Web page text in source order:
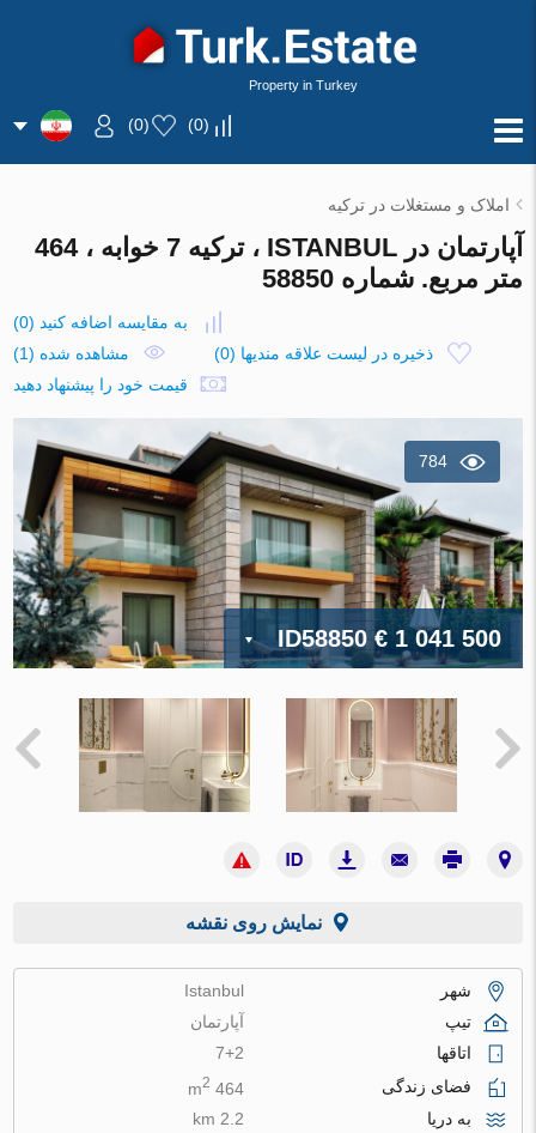
Property in Turkey
(
0
)
(
0
)
املاک و مستغلات در ترکیه
آپارتمان در ISTANBUL ، ترکیه 7 خوابه ، 464
متر مربع. شماره 58850
به مقایسه اضافه کنید (
0
)
ذخیره در لیست علاقه مندیها (
0
)
مشاهده شده (1)
قیمت خود را پیشنهاد دهید
784
ID58850€ 1 041 500
نمایش روی نقشه
شهر
Istanbul
تیپ
آپارتمان
اتاقها
7+2
فضای زندگی
464 m
2
به دریا 2.2 km